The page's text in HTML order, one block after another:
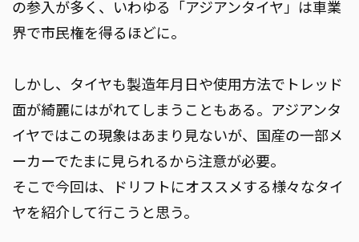
の参入が多く、いわゆる「アジアンタイヤ」は車業
界で市民権を得るほどに。
しかし、タイヤも製造年月日や使用方法でトレッド
面が綺麗にはがれてしまうこともある。アジアンタ
イヤではこの現象はあまり見ないが、国産の一部メ
ーカーでたまに見られるから注意が必要。
そこで今回は、ドリフトにオススメする様々なタイ
ヤを紹介して行こうと思う。